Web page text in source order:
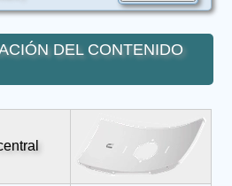
DEL CONTENIDO